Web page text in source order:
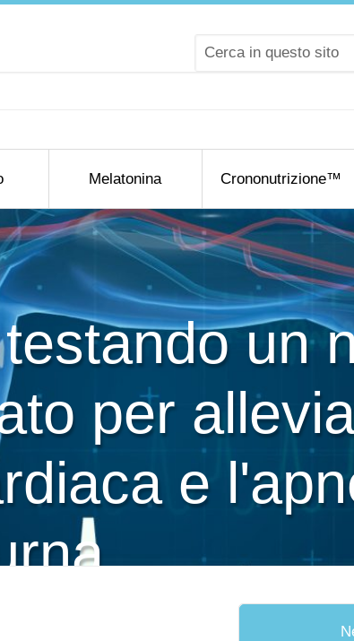
Melatonina Crononutrizione™
un
per
e